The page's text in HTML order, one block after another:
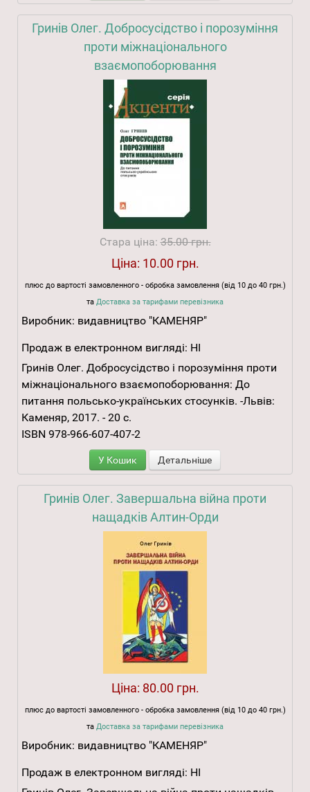
Гринів Олег. Добросусідство і порозуміння
проти міжнаціонального
взаємопоборювання
Стара ціна:35.00 грн.
Ціна: 10.00 грн.
плюс до вартості замовленного - обробка замовлення (від 10 до 40 грн.)
та Доставка за тарифами перевізника
Виробник: видавництво "КАМЕНЯР"
Продаж в електронном вигляді: НІ
Гринів Олег. Добросусідство і порозуміння проти
міжнаціонального взаємопоборювання: До
питання польсько-українських стосунків. -Львів:
Каменяр, 2017. - 20 с.
ISBN 978-966-607-407-2
У Кошик Детальніше
Гринів Олег. Завершальна війна проти
нащадків Алтин-Орди
Ціна: 80.00 грн.
плюс до вартості замовленного - обробка замовлення (від 10 до 40 грн.)
та Доставка за тарифами перевізника
Виробник: видавництво "КАМЕНЯР"
Продаж в електронном вигляді: НІ